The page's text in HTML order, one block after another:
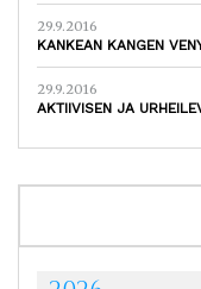
29.9.2016
KANKEAN KANGEN
29.9.2016
AKTIIVISEN JA